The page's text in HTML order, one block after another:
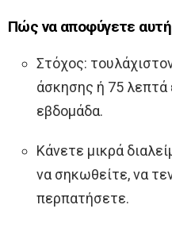
Πώς να αποφύγετε αυτή
Στόχος:
άσκησης ή 75 λεπτά
εβδομάδα.
Κάνετε μικρά
να σηκωθείτε, να
περπατήσετε.